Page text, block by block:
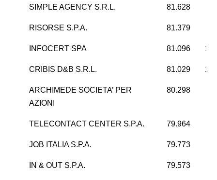
SIMPLE AGENCY S.R.L. 81.628
RISORSE S.P.A. 81.379
INFOCERT SPA 81.096
CRIBIS D&B S.R.L. 81.029
ARCHIMEDE SOCIETA’ PER
AZIONI
80.298
TELECONTACT CENTER S.P.A. 79.964
JOB ITALIA S.P.A. 79.773
IN & OUT S.P.A. 79.573